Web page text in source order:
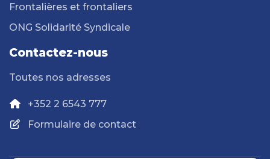
Frontalières et frontaliers
ONG Solidarité Syndicale
Contactez-nous
Toutes nos adresses
+352 2 6543 777
Formulaire de contact